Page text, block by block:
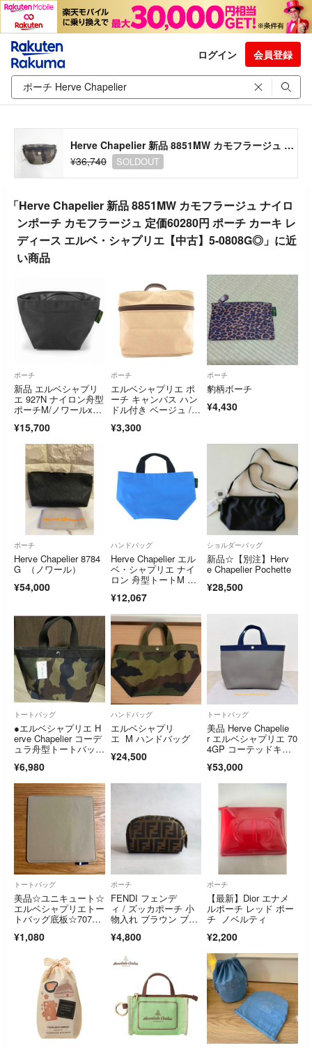
ログイン 会員登録
Herve Chapelier 新品 8851MW カモフラージュ ナイロンポーチ カモフラージュ 定価60280円 ポーチ カーキ レディース エルベ・シャプリエ【中古】5-0808G◎
¥36,740
SOLDOUT
「Herve Chapelier 新品 8851MW カモフラージュ ナイロ
ンポーチ カモフラージュ 定価60280円 ポーチ カーキ レ
ディース エルベ・シャプリエ【中古】5-0808G◎」に近
い商品
ポーチ
新品 エルベシャプリ
エ 927N ナイロン舟型
ポーチM/ノワールxノ
¥15,700
ポーチ
エルベシャプリエ ポ
ーチ キャンバス ハン
ドル付き ベージュ /J
¥3,300
ポーチ
豹柄ボーチ
¥4,430
ポーチ
Herve Chapelier 8784
G （ノワール）
¥54,000
ハンドバッグ
Herve Chapelier エル
ベ・シャプリエ ナイ
ロン 舟型トートM ハ
ィス アカプルコ ライ
トブルー系 ブルー系
【中古】
¥12,067
ショルダーバッグ
新品☆【別注】Herv
e Chapelier Pochette
¥28,500
トートバッグ
●エルベシャプリエ H
erve Chapelier コーデ
ュラ舟型トートバッ
ジュ 704w
¥6,980
ハンドバッグ
エルベシャプリ
エ M ハンドバッグ
¥24,500
トートバッグ
美品 Herve Chapelie
r エルベシャプリエ 70
4GP コーテッドキャ
トバッグ ネイビー×グ
ラニ
¥53,000
トートバッグ
美品☆ユニキュート☆
エルベシャプリエトー
トバッグ底板☆707用
¥1,080
ポーチ
FENDI フェンデ
ィ / ズッカポーチ 小
物入れ ブラウン ブラ
ド
¥4,800
ポーチ
【最新】Dior エナメ
ルポーチ レッド ポー
チ ノベルティ
¥2,200